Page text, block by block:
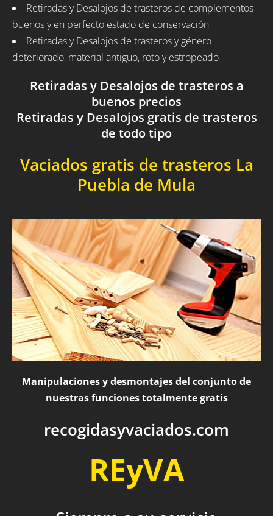
Retiradas y Desalojos de trasteros de complementos
buenos y en perfecto estado de conservación
Retiradas y Desalojos de trasteros y género
deteriorado, material antiguo, roto y estropeado
Retiradas y Desalojos de trasteros a
buenos precios
Retiradas y Desalojos gratis de trasteros
de todo tipo
Vaciados gratis de trasteros La
Puebla de Mula
Manipulaciones y desmontajes del conjunto de
nuestras funciones totalmente gratis
recogidasyvaciados.com
REyVA